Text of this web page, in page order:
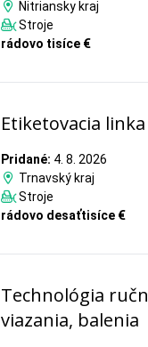
Nitriansky kraj
Stroje
rádovo tisíce €
Etiketovacia linka
Pridané: 4. 8. 2026
Trnavský kraj
Stroje
rádovo desaťtisíce €
Technológia
viazania, balenia